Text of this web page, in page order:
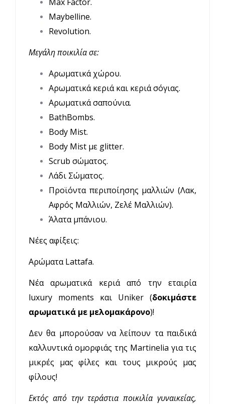
Maybelline.
Revolution.
Mεγάλη ποικιλία σε:
Αρωματικά χώρου.
Αρωματικά κεριά και κεριά σόγιας.
Αρωματικά σαπούνια.
BathBombs.
Body Mist.
Body Mist με glitter.
Scrub σώματος.
Λάδι Σώματος.
Προϊόντα περιποίησης μαλλιών (Λακ,
Αφρός Μαλλιών, Ζελέ Μαλλιών).
Άλατα μπάνιου.
Νέες αφίξεις:
Αρώματα Lattafa.
Νέα αρωματικά κεριά από την εταιρία
luxury moments και Uniker (δοκιμάστε
αρωματικά με μελομακάρονο)!
Δεν θα μπορούσαν να λείπουν τα παιδικά
καλλυντικά ομορφιάς της Martinelia για τις
μικρές μας φίλες και τους μικρούς μας
φίλους!
Εκτός από την τεράστια ποικιλία γυναικείας,